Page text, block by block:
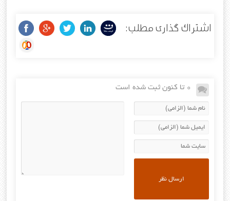
اشتراک گذاری مطلب:
0 تا کنون ثبت شده است